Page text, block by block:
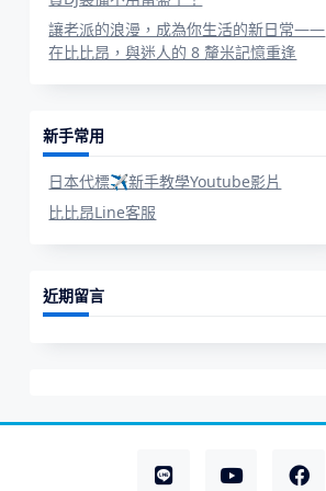
讓老派的浪漫，成為你生活的新日常——
在比比昂，與迷人的 8 釐米記憶重逢
新手常用
日本代標✈新手教學Youtube影片
比比昂Line客服
近期留言